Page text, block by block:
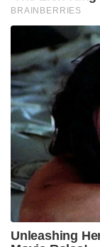
“यह हमारे
हालांकि मुझे
आप पाकिस्तान
दबाव होता है।
भावनाओं को
अपनी क्षमता के
Tags: एशिया कप
भारत ने पाकिस्तान को